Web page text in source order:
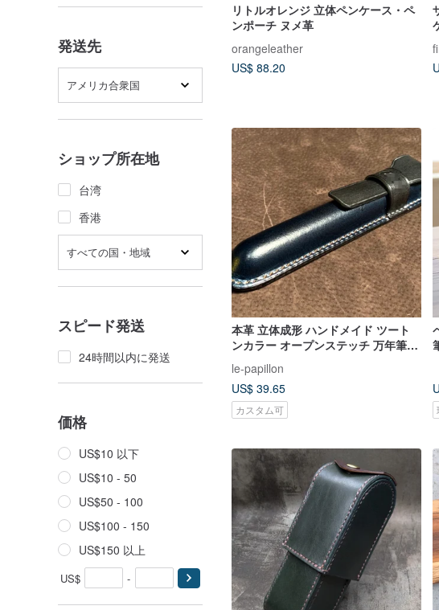
発送先
アメリカ合衆国
ショップ所在地
台湾
香港
すべての国・地域
スピード発送
24時間以内に発送
価格
US$10 以下
US$10 - 50
US$50 - 100
US$100 - 150
US$150 以上
US$ -
リトルオレンジ 立体ペンケース・ペ
ンポーチ ヌメ革
orangeleather
US$ 88.20
本革 立体成形 ハンドメイド ツート
ンカラー オープンステッチ 万年筆ケ
ブラン カスタマイズ
le-papillon
US$ 39.65
カスタム可